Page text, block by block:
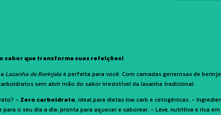
sabor que transforma suas refeições!
Lazanha de Berinjelaé perfeita para você. Com camadas generosas de
sem abrir mão do sabor irresistível da lasanha tradicional.
- Zero carboidrato, ideal para dietas low carb e cetogênicas. -
o seu dia a dia: pronta para aquecer e saborear. - Leve, nutritiva e rica